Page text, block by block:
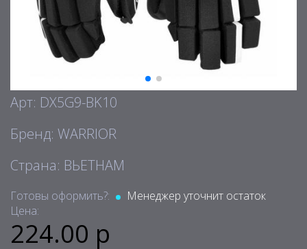
Арт: DX5G9-BK10
Бренд: WARRIOR
Страна: ВЬЕТНАМ
Готовы оформить?:
Менеджер уточнит остаток
Цена:
224.00 р